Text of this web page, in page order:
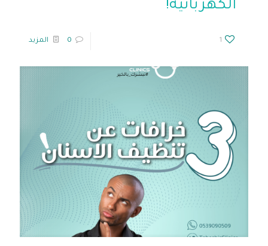
الكهربائية!
1
0 المزيد